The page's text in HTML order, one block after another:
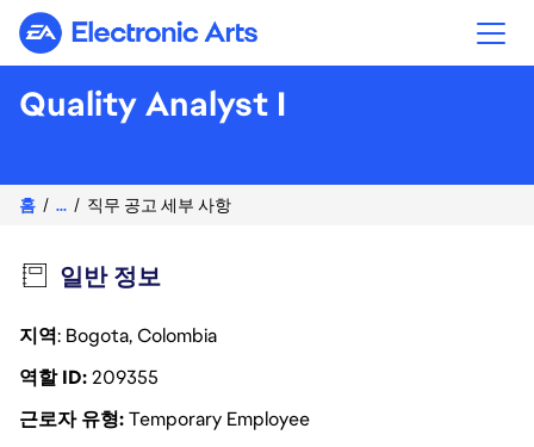
Electronic Arts
Quality Analyst I
홈 ... 직무 공고 세부 사항
일반 정보
지역: Bogota, Colombia
역할 ID209355
근로자 유형Temporary Employee